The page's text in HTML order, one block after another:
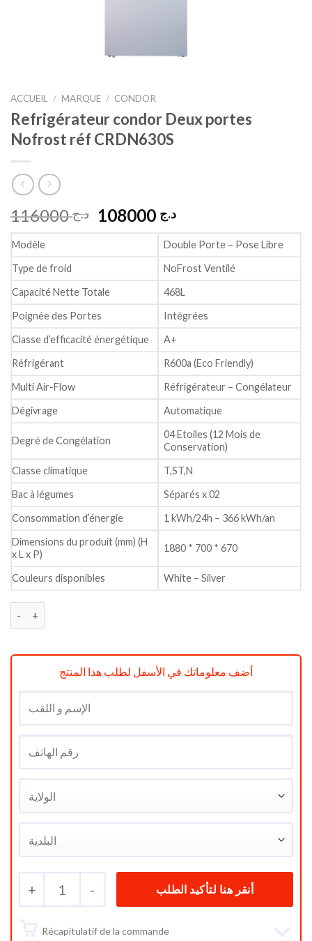
ACCUEIL / MARQUE / CONDOR
Refrigérateur condor Deux portes
Nofrost réf CRDN630S
د.ج116000
Le
prix
était :
د.ج 116000.
د.جLe
prix
actuel
est :
د.ج 108000.
Modèle
Double Porte – Pose Libre
Type de froid
NoFrost Ventilé
Capacité Nette Totale
468L
Poignée des Portes
Intégrées
Classe d’efficacité énergétique
A+
Réfrigérant
R600a (Eco Friendly)
Multi Air-Flow
Réfrigérateur – Congélateur
Dégivrage
Automatique
Degré de Congélation
04 Etoiles (12 Mois de
Conservation)
Classe climatique
T,ST,N
Bac à légumes
Séparés x 02
Consommation d’énergie
1 kWh/24h – 366 kWh/an
Dimensions du produit (mm) (H
x L x P)
1880 * 700 * 670
Couleurs disponibles White – Silver
أضف معلوماتك في الأسفل لطلب هذا المنتج
+ 1 -
Récapitulatif de la commande